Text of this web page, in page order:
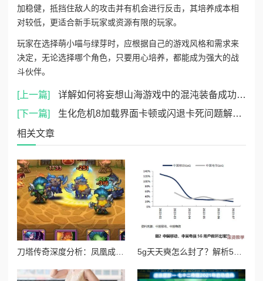
加稳健，抵挡住敌人的攻击并有机会进行反击，其培养成本相
对较低，更适合新手玩家或资源有限的玩家。
玩家在选择萌小喵与绿芽时，应根据自己的游戏风格和需求来
决定，无论选择哪个角色，只要用心培养，都能成为强大的战
斗伙伴。
[上一篇]
详解如何将妄想山海游戏中的混沌装备成功带出游戏世界
[下一篇]
生化危机8加载界面卡顿或闪退卡死问题解决方法指南
相关文章
5g天天奭怎么封了？解析5g网络对消费行为的影响与产业动向背后的原因和趋势分析